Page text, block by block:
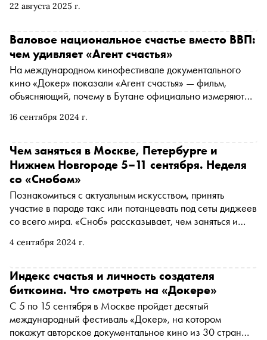
22 августа 2025 г.
16 сентября 2024 г.
Валовое национальное счастье вместо ВВП:
чем удивляет «Агент счастья»
На международном кинофестивале документального
кино «Докер» показали «Агент счастья» — фильм,
объясняющий, почему в Бутане официально измеряют
ВВП. «Сноб» побывал на показе
4 сентября 2024 г.
Чем заняться в Москве, Петербурге и
Нижнем Новгороде 5–11 сентября. Неделя
со «Снобом»
Познакомиться с актуальным искусством, принять
участие в параде такс или потанцевать под сеты диджеев
со всего мира. «Сноб» рассказывает, чем заняться и
Индекс счастья и личность создателя
биткоина. Что смотреть на «Докере»
С 5 по 15 сентября в Москве пройдет десятый
международный фестиваль «Докер», на котором
покажут авторское документальное кино из 30 стран